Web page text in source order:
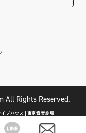
イブハウス | 東京音実劇場
Rights Reserved.